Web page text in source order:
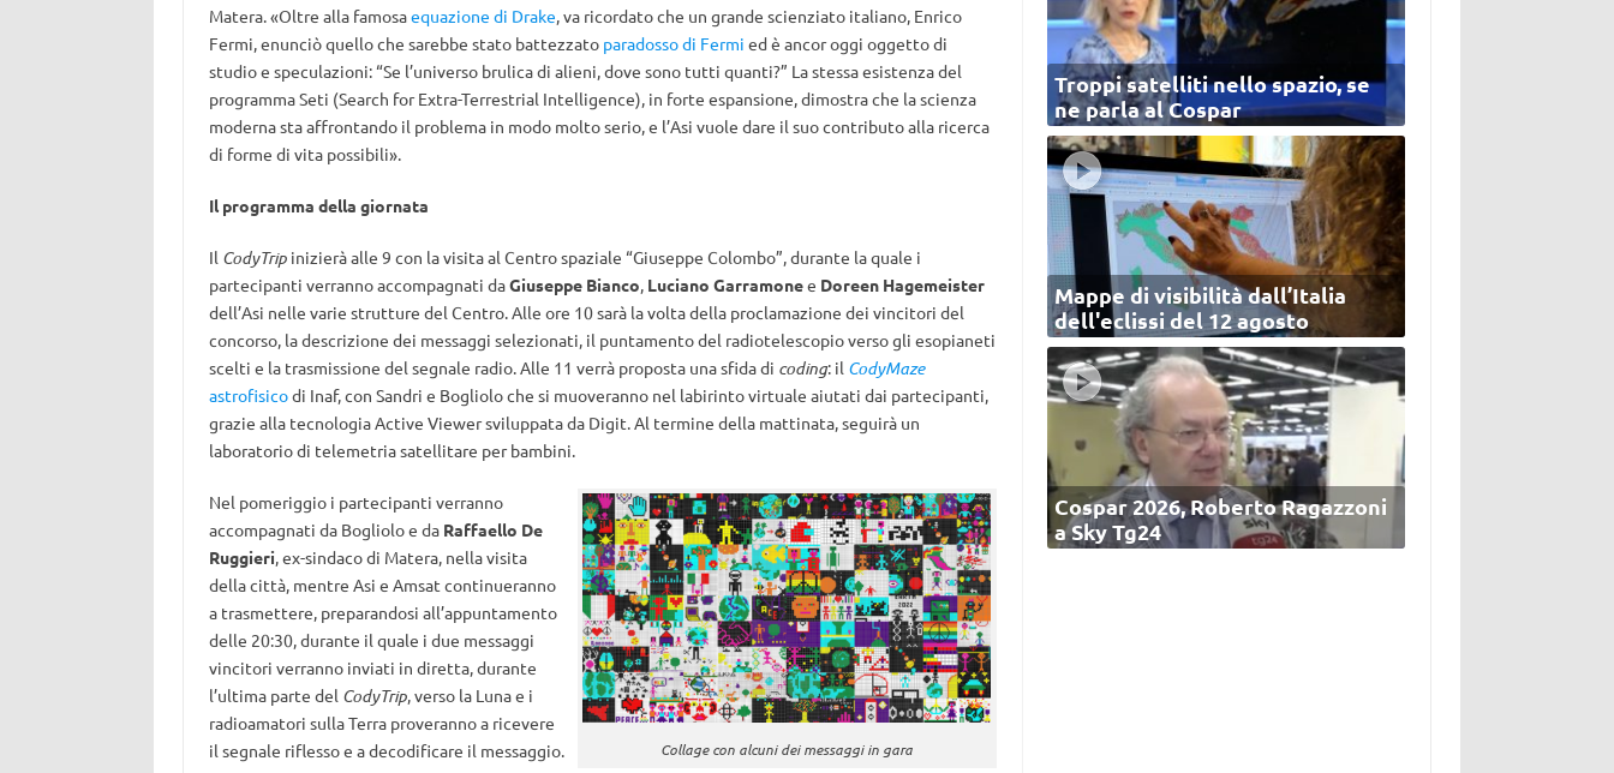
Matera. «Oltre alla famosaequazione di Drake, va ricordato che un grande scienziato italiano, Enrico
Fermi, enunciò quello che sarebbe stato battezzato paradosso di Fermi ed è ancor oggi oggetto di
studio e speculazioni: “Se l’universo brulica di alieni, dove sono tutti quanti?” La stessa esistenza del
programma Seti (Search for Extra-Terrestrial Intelligence), in forte espansione, dimostra che la scienza
moderna sta affrontando il problema in modo molto serio, e l’Asi vuole dare il suo contributo alla ricerca
di forme di vita possibili».
Il programma della giornata
Il CodyTripinizierà alle 9 con la visita al Centro spaziale “Giuseppe Colombo”, durante la quale i
partecipanti verranno accompagnati daGiuseppe Bianco, Luciano Garramonee Doreen Hagemeister
dell’Asi nelle varie strutture del Centro. Alle ore 10 sarà la volta della proclamazione dei vincitori del
concorso, la descrizione dei messaggi selezionati, il puntamento del radiotelescopio verso gli esopianeti
scelti e la trasmissione del segnale radio. Alle 11 verrà proposta una sfida di coding: il CodyMaze
astrofisicodi Inaf, con Sandri e Bogliolo che si muoveranno nel labirinto virtuale aiutati dai partecipanti,
grazie alla tecnologia Active Viewer sviluppata da Digit. Al termine della mattinata, seguirà un
laboratorio di telemetria satellitare per bambini.
Collage con alcuni dei messaggi in gara
Nel pomeriggio i partecipanti verranno
accompagnati da Bogliolo e da Raffaello De
Ruggieri, ex-sindaco di Matera, nella visita
della città, mentre Asi e Amsat continueranno
a trasmettere, preparandosi all’appuntamento
delle 20:30, durante il quale i due messaggi
vincitori verranno inviati in diretta, durante
l’ultima parte del CodyTrip, verso la Luna e i
radioamatori sulla Terra proveranno a ricevere
il segnale riflesso e a decodificare il messaggio.
Troppi satelliti nello spazio, se
ne parla al Cospar
Mappe di visibilità dall’Italia
dell'eclissi del 12 agosto
Cospar 2026, Roberto Ragazzoni
a Sky Tg24